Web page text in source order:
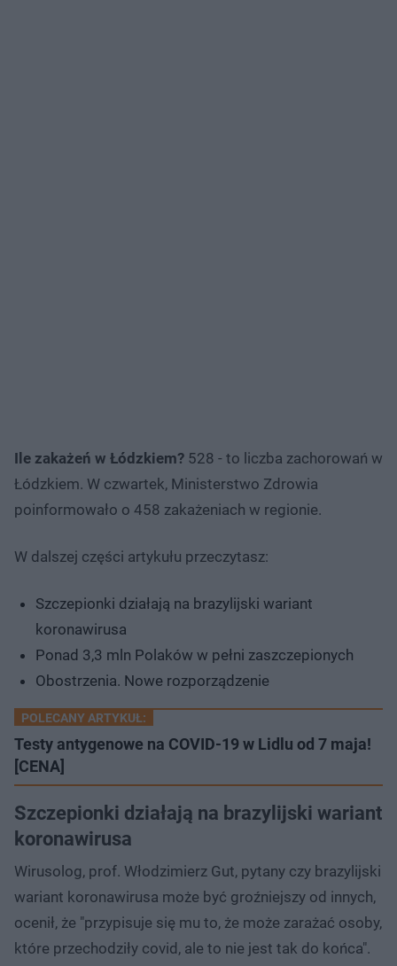
Ile zakażeń w Łódzkiem? 528 - to liczba zachorowań w
Łódzkiem. W czwartek, Ministerstwo Zdrowia
poinformowało o 458 zakażeniach w regionie.
W dalszej części artykułu przeczytasz:
Szczepionki działają na brazylijski wariant
koronawirusa
Ponad 3,3 mln Polaków w pełni zaszczepionych
Obostrzenia. Nowe rozporządzenie
POLECANY ARTYKUŁ:
Testy antygenowe na COVID-19 w Lidlu od 7 maja!
[CENA]
Szczepionki działają na brazylijski wariant
koronawirusa
Wirusolog, prof. Włodzimierz Gut, pytany czy brazylijski
wariant koronawirusa może być groźniejszy od innych,
ocenił, że "przypisuje się mu to, że może zarażać osoby,
które przechodziły covid, ale to nie jest tak do końca".